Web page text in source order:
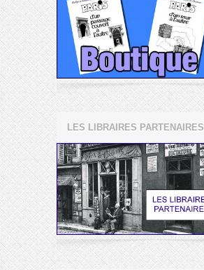
LES LIBRAIRES PARTENAIRES